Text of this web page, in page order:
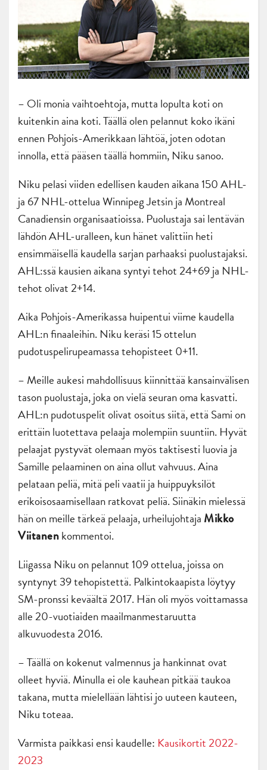
– Oli monia vaihtoehtoja, mutta lopulta koti on
kuitenkin aina koti. Täällä olen pelannut koko ikäni
ennen Pohjois-Amerikkaan lähtöä, joten odotan
innolla, että pääsen täällä hommiin, Niku sanoo.
Niku pelasi viiden edellisen kauden aikana 150 AHL-
ja 67 NHL-ottelua Winnipeg Jetsin ja Montreal
Canadiensin organisaatioissa. Puolustaja sai lentävän
lähdön AHL-uralleen, kun hänet valittiin heti
ensimmäisellä kaudella sarjan parhaaksi puolustajaksi.
AHL:ssä kausien aikana syntyi tehot 24+69 ja NHL-
tehot olivat 2+14.
Aika Pohjois-Amerikassa huipentui viime kaudella
AHL:n finaaleihin. Niku keräsi 15 ottelun
pudotuspelirupeamassa tehopisteet 0+11.
– Meille aukesi mahdollisuus kiinnittää kansainvälisen
tason puolustaja, joka on vielä seuran oma kasvatti.
AHL:n pudotuspelit olivat osoitus siitä, että Sami on
erittäin luotettava pelaaja molempiin suuntiin. Hyvät
pelaajat pystyvät olemaan myös taktisesti luovia ja
Samille pelaaminen on aina ollut vahvuus. Aina
pelataan peliä, mitä peli vaatii ja huippuyksilöt
erikoisosaamisellaan ratkovat peliä. Siinäkin mielessä
hän on meille tärkeä pelaaja, urheilujohtaja Mikko
Viitanenkommentoi.
Liigassa Niku on pelannut 109 ottelua, joissa on
syntynyt 39 tehopistettä. Palkintokaapista löytyy
SM-pronssi keväältä 2017. Hän oli myös voittamassa
alle 20-vuotiaiden maailmanmestaruutta
alkuvuodesta 2016.
– Täällä on kokenut valmennus ja hankinnat ovat
olleet hyviä. Minulla ei ole kauhean pitkää taukoa
takana, mutta mielellään lähtisi jo uuteen kauteen,
Niku toteaa.
Varmista paikkasi ensi kaudelle: Kausikortit 2022-
2023